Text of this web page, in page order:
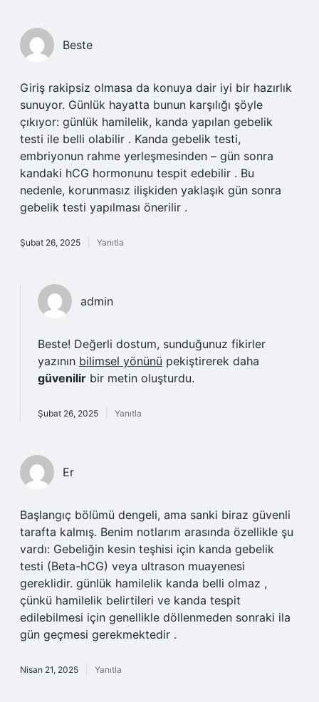
Beste
Giriş rakipsiz olmasa da konuya dair iyi bir hazırlık
sunuyor. Günlük hayatta bunun karşılığı şöyle
çıkıyor: günlük hamilelik, kanda yapılan gebelik
testi ile belli olabilir . Kanda gebelik testi,
embriyonun rahme yerleşmesinden – gün sonra
kandaki hCG hormonunu tespit edebilir . Bu
nedenle, korunmasız ilişkiden yaklaşık gün sonra
gebelik testi yapılması önerilir .
Şubat 26, 2025 Yanıtla
admin
Beste! Değerli dostum, sunduğunuz fikirler
yazının bilimsel yönünü pekiştirerek daha
güvenilir bir metin oluşturdu.
Şubat 26, 2025 Yanıtla
Er
Başlangıç bölümü dengeli, ama sanki biraz güvenli
tarafta kalmış. Benim notlarım arasında özellikle şu
vardı: Gebeliğin kesin teşhisi için kanda gebelik
testi (Beta-hCG) veya ultrason muayenesi
gereklidir. günlük hamilelik kanda belli olmaz ,
çünkü hamilelik belirtileri ve kanda tespit
edilebilmesi için genellikle döllenmeden sonraki ila
gün geçmesi gerekmektedir .
Nisan 21, 2025 Yanıtla